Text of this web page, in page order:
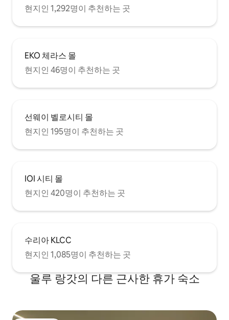
현지인 1,292명이 추천하는 곳
EKO 체라스 몰
현지인 46명이 추천하는 곳
선웨이 벨로시티 몰
현지인 195명이 추천하는 곳
IOI 시티 몰
현지인 420명이 추천하는 곳
수리아 KLCC
현지인 1,085명이 추천하는 곳
울루 랑갓의 다른 근사한 휴가 숙소